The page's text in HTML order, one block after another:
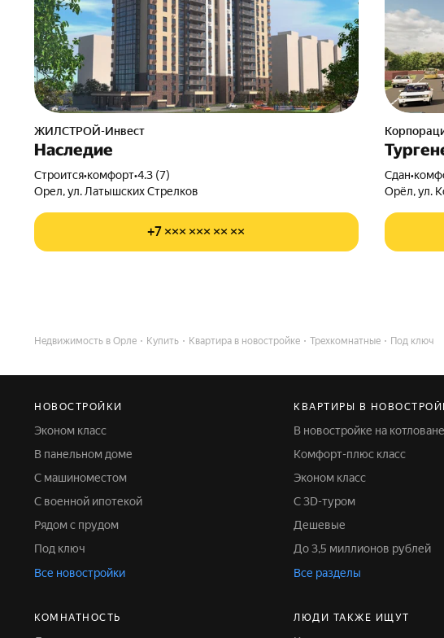
ЖИЛСТРОЙ-Инвест
Наследие
Строится•комфорт•4.3 (7)
Орел, ул. Латышских Стрелков
+7 ××× ××× ×× ××
Сдан•
Орёл, ул.
Недвижимость в Орле Купить Квартира в новостройке Трехкомнатные Под ключ
НОВОСТРОЙКИ
Эконом класс
В панельном доме
С машиноместом
С военной ипотекой
Рядом с прудом
Под ключ
Все новостройки
КВАРТИРЫ В
В новостройке на котловане
Комфорт-плюс класс
Эконом класс
С 3D-туром
Дешевые
До 3,5 миллионов рублей
Все разделы
КОМНАТНОСТЬ ЛЮДИ ТАКЖЕ ИЩУТ